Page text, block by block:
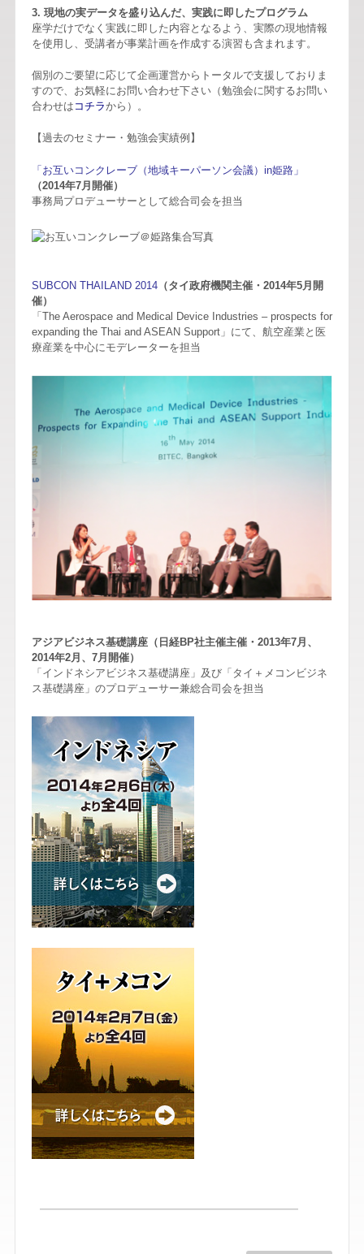
3. 現地の実データを盛り込んだ、実践に即したプログラム
座学だけでなく実践に即した内容となるよう、実際の現地情報
を使用し、受講者が事業計画を作成する演習も含まれます。
個別のご要望に応じて企画運営からトータルで支援しておりま
すので、お気軽にお問い合わせ下さい（勉強会に関するお問い
合わせは コチラから）。
【過去のセミナー・勉強会実績例】
「お互いコンクレーブ（地域キーパーソン会議）in姫路」
（2014年7月開催）
事務局プロデューサーとして総合司会を担当
SUBCON THAILAND 2014 （タイ政府機関主催・2014年5月開
催）
「The Aerospace and Medical Device Industries – prospects for
expanding the Thai and ASEAN Support」にて、航空産業と医
療産業を中心にモデレーターを担当
アジアビジネス基礎講座（日経BP社主催主催・2013年7月、
2014年2月、7月開催）
「インドネシアビジネス基礎講座」及び「タイ＋メコンビジネ
ス基礎講座」のプロデューサー兼総合司会を担当